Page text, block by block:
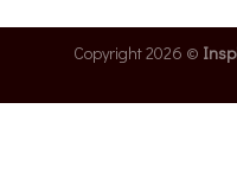
Copyright 2026 ©